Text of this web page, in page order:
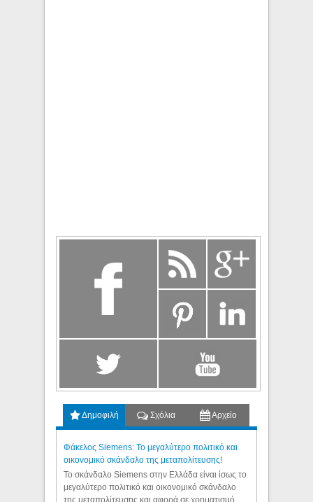
Δημοφιλή Σχόλια Αρχείο
Φάκελος Siemens: Το μεγαλύτερο πολιτικό και
οικονομικό σκάνδαλο της μεταπολίτευσης!
Το σκάνδαλο Siemens στην Ελλάδα είναι ίσως το
μεγαλύτερο πολιτικό και οικονομικό σκάνδαλο
της μεταπολίτευσης και αφορά σε χρηματισμό